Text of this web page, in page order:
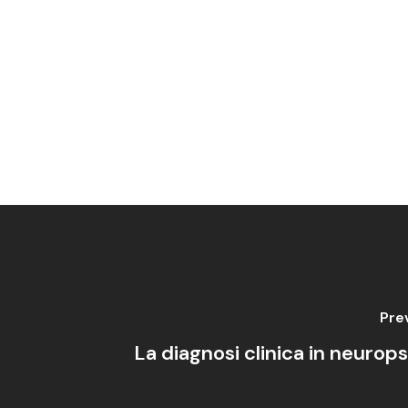
La diagnosi clinica in